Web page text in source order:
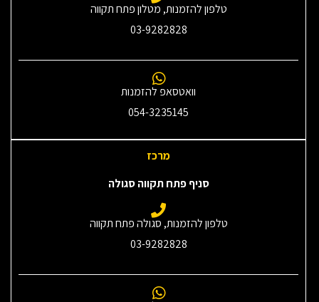
טלפון להזמנות, מטלון פתח תקווה
03-9282828
וואטסאפ להזמנות
054-3235145‎
מרכז
סניף פתח תקווה סגולה
טלפון להזמנות, סגולה פתח תקווה
03-9282828